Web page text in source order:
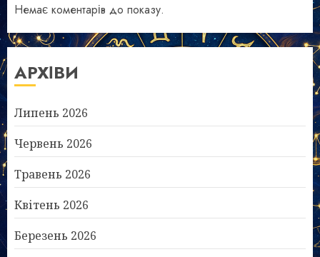
Немає коментарів до показу.
АРХІВИ
Липень 2026
Червень 2026
Травень 2026
Квітень 2026
Березень 2026